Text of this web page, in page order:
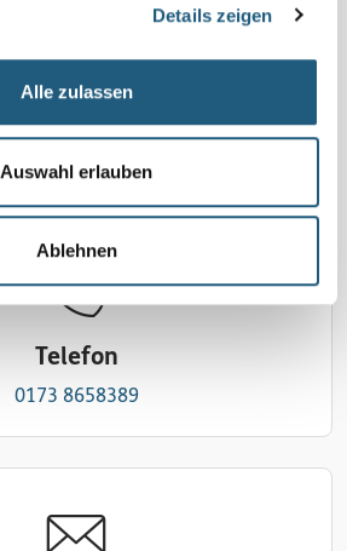
Details zeigen
Alle zulassen
Auswahl erlauben
Ablehnen
Telefon
0173 8658389